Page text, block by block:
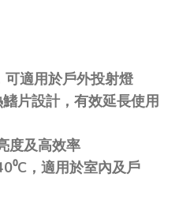
適用於戶外投射燈
片設計，有效延長使用
度及高效率
，適用於室內及戶